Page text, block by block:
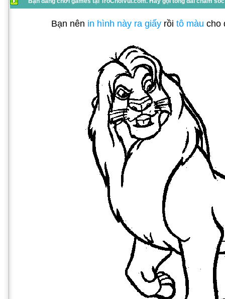
Bạn nên in hình này ra giấy rồi tô màu cho